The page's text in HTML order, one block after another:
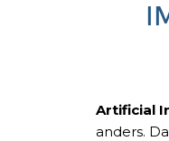
Artificial
anders.